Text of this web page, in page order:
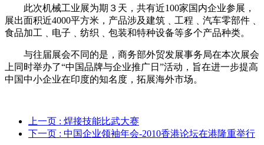
此次机械工业展为期３天，共有近100家国内企业参展，
展出面积近4000平方米，产品涉及建筑﹑工程﹑汽车零部件﹑
食品加工﹑电子﹑纺织﹑包装和特种设备等多个产品种类。
与往届展会不同的是，商务部外贸发展事务局在本次展会
上同时举办了“中国品牌与企业推广日”活动，旨在进一步提高
中国中小企业在印度的知名度，拓展海外市场。
上一页 : 焊接技能比武大赛
下一页 : 中国企业领袖年会-2010香港论坛在港隆重举行